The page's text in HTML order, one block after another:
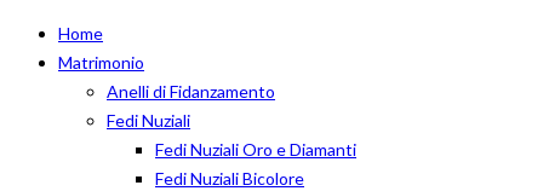
Home
Matrimonio
Anelli di Fidanzamento
Fedi Nuziali
Fedi Nuziali Oro e Diamanti
Fedi Nuziali Bicolore